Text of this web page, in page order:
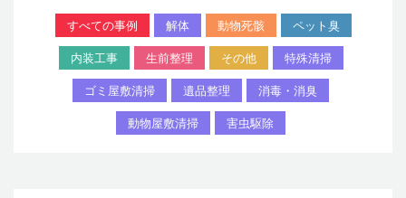
すべての事例 解体 動物死骸 ペット臭
内装工事 生前整理 その他 特殊清掃
ゴミ屋敷清掃 遺品整理 消毒・消臭
動物屋敷清掃 害虫駆除